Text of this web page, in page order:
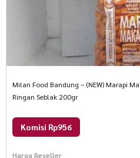
Milan Food Bandung – (NEW) Marapi
Ringan Seblak 200gr
Komisi Rp956
Harga Reseller